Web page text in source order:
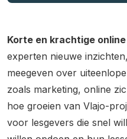
Korte en krachtige
experten nieuwe
meegeven over
zoals marketing, online
hoe groeien van Vlajo-
voor lesgevers die snel